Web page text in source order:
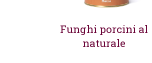
Funghi porcini al
naturale